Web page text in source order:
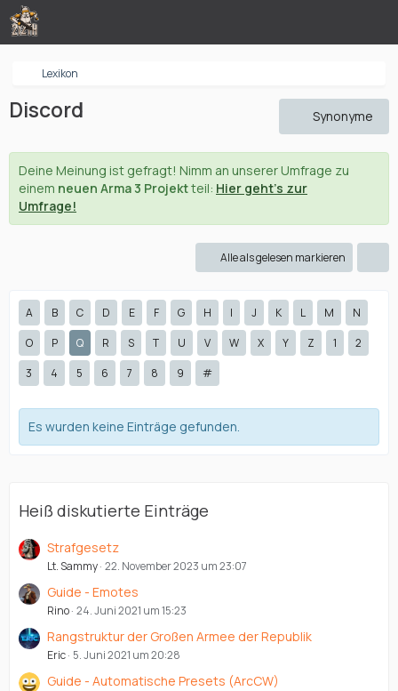
Lexikon
Discord Synonyme
Deine Meinung ist gefragt! Nimm an unserer Umfrage zu
einem neuen Arma 3 Projektteil: Hier geht's zur
Umfrage!
Alle als gelesen markieren
A B C D E F G H I J K L M
N
O
P Q R S T U V W X Y Z 1
2
3
4 5 6 7 8 9 #
Es wurden keine Einträge gefunden.
Heiß diskutierte Einträge
Strafgesetz
Lt. Sammy 22. November 2023 um 23:07
Guide - Emotes
Rino 24. Juni 2021 um 15:23
Rangstruktur der Großen Armee der Republik
Eric 5. Juni 2021 um 20:28
Guide - Automatische Presets (ArcCW)